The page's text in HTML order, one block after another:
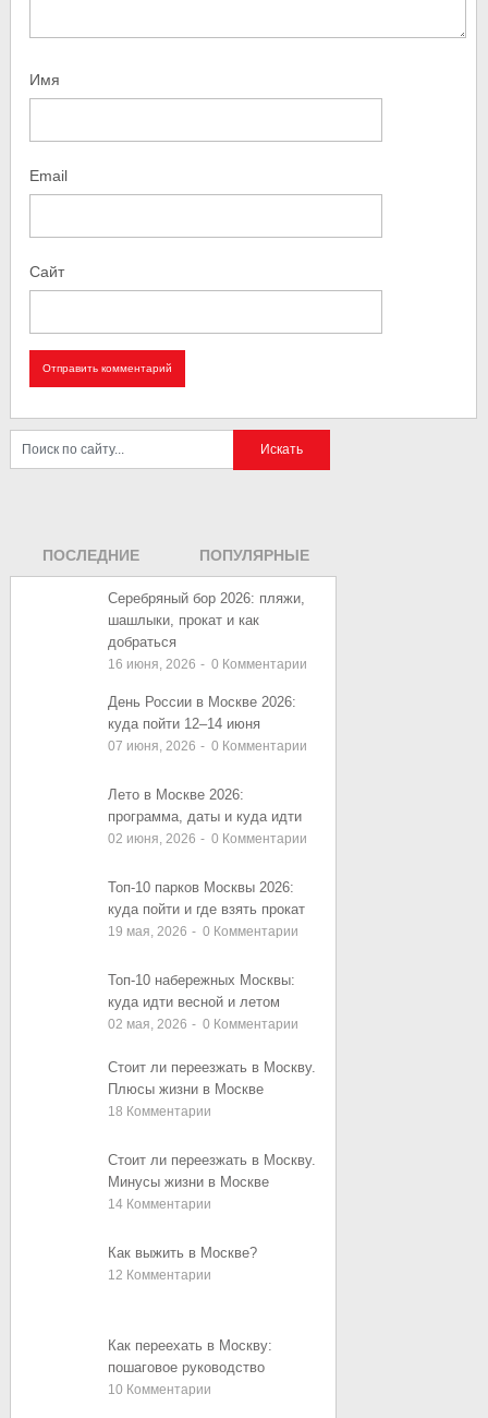
Имя
Email
Сайт
ПОСЛЕДНИЕ
ЗАПИСИ
ПОПУЛЯРНЫЕ
ЗАПИСИ
Серебряный бор 2026: пляжи,
шашлыки, прокат и как
добраться
16 июня, 2026 - 0 Комментарии
День России в Москве 2026:
куда пойти 12–14 июня
07 июня, 2026 - 0 Комментарии
Лето в Москве 2026:
программа, даты и куда идти
02 июня, 2026 - 0 Комментарии
Топ-10 парков Москвы 2026:
куда пойти и где взять прокат
19 мая, 2026 - 0 Комментарии
Топ-10 набережных Москвы:
куда идти весной и летом
02 мая, 2026 - 0 Комментарии
Стоит ли переезжать в Москву.
Плюсы жизни в Москве
18 Комментарии
Стоит ли переезжать в Москву.
Минусы жизни в Москве
14Комментарии
Как выжить в Москве?
12 Комментарии
Как переехать в Москву:
пошаговое руководство
10 Комментарии